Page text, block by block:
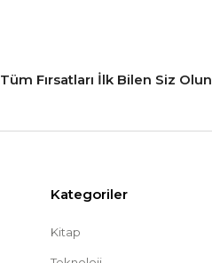
Tüm Fırsatları İlk Bilen Siz Olun
Kategoriler
Kitap